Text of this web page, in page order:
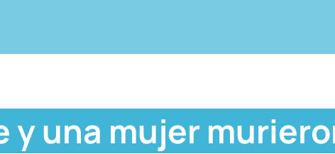
y una mujer